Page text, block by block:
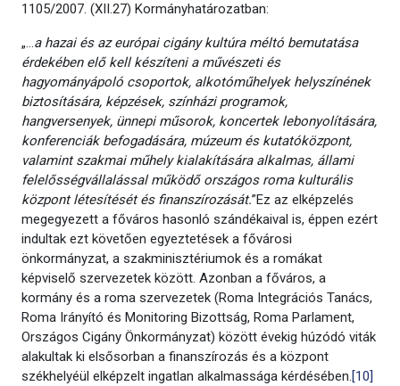
1105/2007. (XII.27) Kormányhatározatban:
„…a hazai és az európai cigány kultúra méltó bemutatása
érdekében elő kell készíteni a művészeti és
hagyományápoló csoportok, alkotóműhelyek helyszínének
biztosítására, képzések, színházi programok,
hangversenyek, ünnepi műsorok, koncertek lebonyolítására,
konferenciák befogadására, múzeum és kutatóközpont,
valamint szakmai műhely kialakítására alkalmas, állami
felelősségvállalással működő országos roma kulturális
központ létesítését és finanszírozását.”Ez az elképzelés
megegyezett a főváros hasonló szándékaival is, éppen ezért
indultak ezt követően egyeztetések a fővárosi
önkormányzat, a szakminisztériumok és a romákat
képviselő szervezetek között. Azonban a főváros, a
kormány és a roma szervezetek (Roma Integrációs Tanács,
Roma Irányító és Monitoring Bizottság, Roma Parlament,
Országos Cigány Önkormányzat) között évekig húzódó viták
alakultak ki elsősorban a finanszírozás és a központ
székhelyéül elképzelt ingatlan alkalmassága kérdésében.[10]